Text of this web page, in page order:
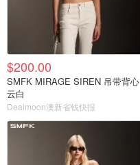
$200.00
SMFK MIRAGE SIREN 吊带背心
云白
Dealmoon澳新省钱快报